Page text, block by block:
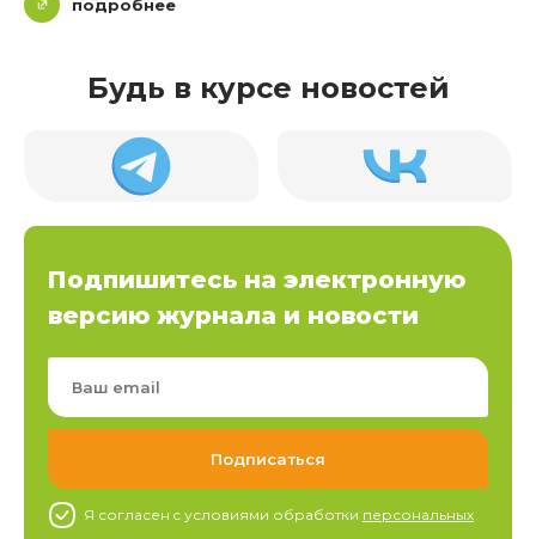
подробнее
Будь в курсе новостей
Подпишитесь на электронную
версию журнала и новости
Я согласен c условиями обработки персональных